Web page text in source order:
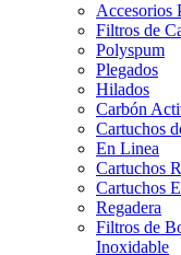
Accesorios
Filtros de
Polyspum
Plegados
Hilados
Carbón
Cartuchos
En Linea
Cartuchos
Cartuchos
Regadera
Filtros de
Inoxidable